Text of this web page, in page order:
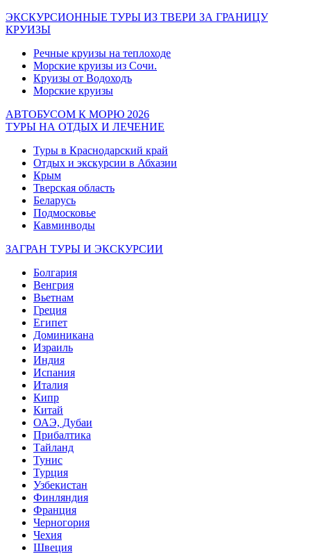
ЭКСКУРСИОННЫЕ ТУРЫ ИЗ ТВЕРИ ЗА ГРАНИЦУ
КРУИЗЫ
Речные круизы на теплоходе
Морские круизы из Сочи.
Круизы от Водоходъ
Морские круизы
АВТОБУСОМ К МОРЮ 2026
ТУРЫ НА ОТДЫХ И ЛЕЧЕНИЕ
Туры в Краснодарский край
Отдых и экскурсии в Абхазии
Крым
Тверская область
Беларусь
Подмосковье
Кавминводы
ЗАГРАН ТУРЫ И ЭКСКУРСИИ
Болгария
Венгрия
Вьетнам
Греция
Египет
Доминикана
Израиль
Индия
Испания
Италия
Кипр
Китай
ОАЭ, Дубаи
Прибалтика
Тайланд
Тунис
Турция
Узбекистан
Финляндия
Франция
Черногория
Чехия
Швеция